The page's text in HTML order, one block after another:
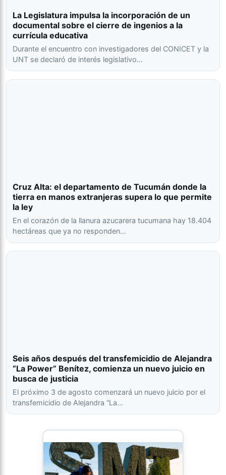
La Legislatura impulsa la incorporación de un
documental sobre el cierre de ingenios a la
currícula educativa
Durante el encuentro con investigadores del CONICET y la
UNT se declaró de interés legislativo…
Cruz Alta: el departamento de Tucumán donde la
tierra en manos extranjeras supera lo que permite
la ley
En el corazón de la llanura azucarera tucumana hay 18.404
hectáreas que ya no responden…
Seis años después del transfemicidio de Alejandra
“La Power” Benítez, comienza un nuevo juicio en
busca de justicia
El próximo 3 de agosto comenzará un nuevo juicio por el
transfemicidio de Alejandra “La…